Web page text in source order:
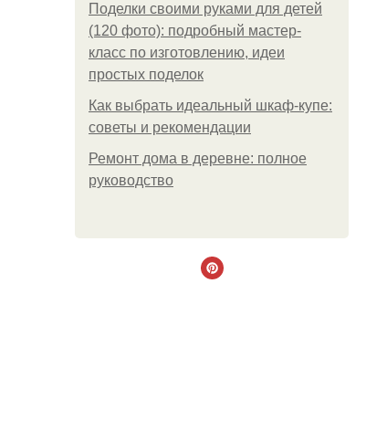
Поделки своими руками для детей
(120 фото): подробный мастер-
класс по изготовлению, идеи
простых поделок
Как выбрать идеальный шкаф-купе:
советы и рекомендации
Ремонт дома в деревне: полное
руководство